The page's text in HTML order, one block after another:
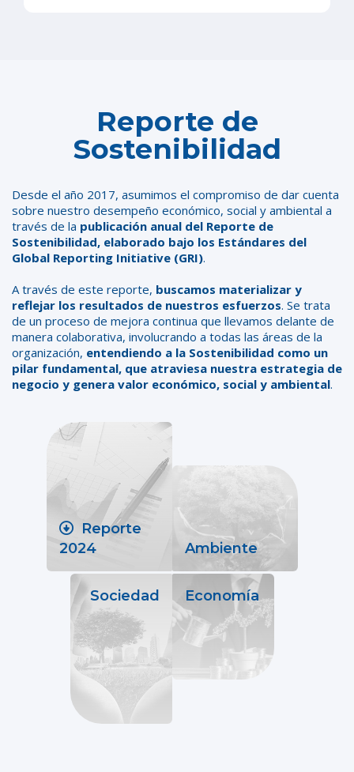
Reporte de
Sostenibilidad
Desde el año 2017, asumimos el compromiso de dar cuenta
sobre nuestro desempeño económico, social y ambiental a
través de la publicación anual del Reporte de
Sostenibilidad, elaborado bajo los Estándares del
Global Reporting Initiative (GRI).
A través de este reporte, buscamos materializar y
reflejar los resultados de nuestros esfuerzos. Se trata
de un proceso de mejora continua que llevamos delante de
manera colaborativa, involucrando a todas las áreas de la
organización, entendiendo a la Sostenibilidad como un
pilar fundamental, que atraviesa nuestra estrategia de
negocio y genera valor económico, social y ambiental.
Reporte
2024
Ambiente
Sociedad Economía